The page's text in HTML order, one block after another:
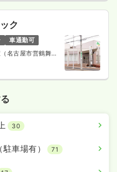
ク
車通勤可
名古屋市営鶴舞
30
車場有） 71